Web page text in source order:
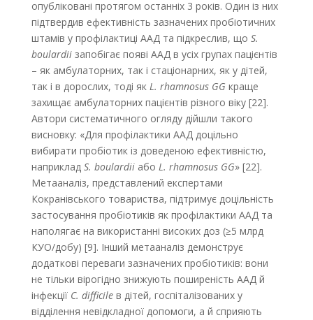
опубліковані протягом останніх 3 років. Один із них
підтвердив ефективність зазначених пробіотичних
штамів у профілактиці ААД та підкреслив, що S.
boulardii запобігає появі ААД в усіх групах пацієнтів
– як амбу­латорних, так і стаціонарних, як у дітей,
так і в дорослих, тоді як L. rhamnosus GG краще
захищає амбулаторних пацієнтів різного віку [22].
Автори систематичного огляду дійшли такого
висновку: «Для профілактики ААД доцільно
вибирати пробіотик із доведеною ефективністю,
наприклад S. boulardii або L. rhamnosus GG» [22].
Метааналіз, представлений експертами
Кокранівського товариства, підтримує доцільність
застосування пробіотиків як профілактики ААД та
наполягає на використанні високих доз (≥5 млрд
КУО/добу) [9]. Інший метааналіз демонструє
додаткові переваги зазначених пробіотиків: вони
не тільки вірогідно знижують поширеність ААД й
інфекції C. difficileв дітей, госпіталізованих у
відділення невідкладної допомоги, а й сприяють